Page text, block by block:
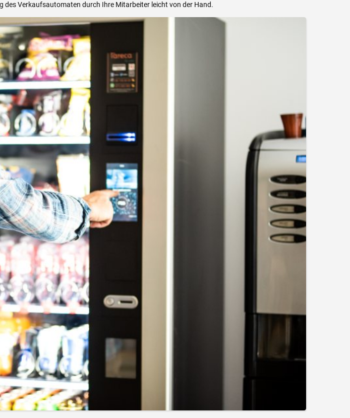
des Verkaufsautomaten durch Ihre Mitarbeiter leicht von der Hand.